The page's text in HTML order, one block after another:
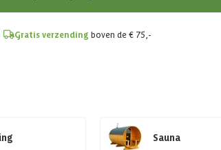
Gratis verzending boven de € 75,-
Sauna